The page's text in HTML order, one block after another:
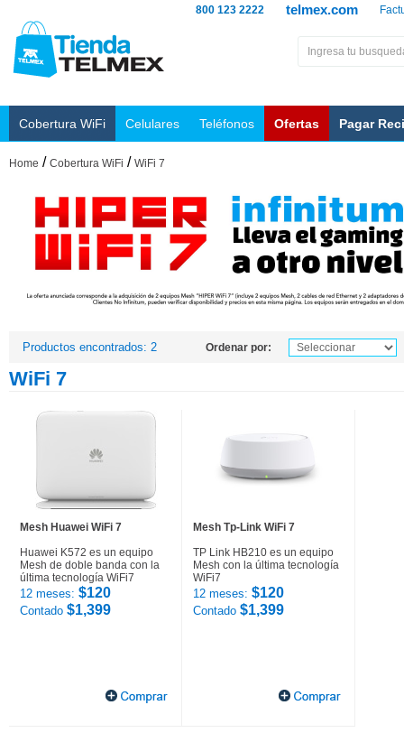
telmex.com
800 123 2222
Cobertura WiFi Celulares Teléfonos Ofertas Pagar
Home / Cobertura WiFi / WiFi 7
Productos encontrados: 2 Ordenar por:
WiFi 7
Mesh Huawei WiFi 7
Huawei K572 es un equipo
Mesh de doble banda con la
última tecnología WiFi7
12 meses: $120
Contado $1,399
Mesh Tp-Link WiFi 7
TP Link HB210 es un equipo
Mesh con la última tecnología
WiFi7
12 meses: $120
Contado $1,399